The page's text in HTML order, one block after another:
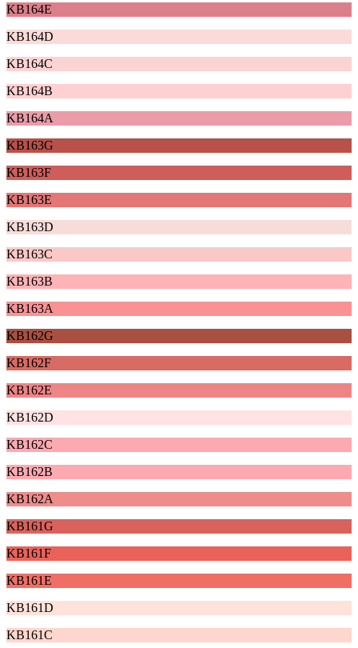
KB164E
KB164D
KB164C
KB164B
KB164A
KB163G
KB163F
KB163E
KB163D
KB163C
KB163B
KB163A
KB162G
KB162F
KB162E
KB162D
KB162C
KB162B
KB162A
KB161G
KB161F
KB161E
KB161D
KB161C